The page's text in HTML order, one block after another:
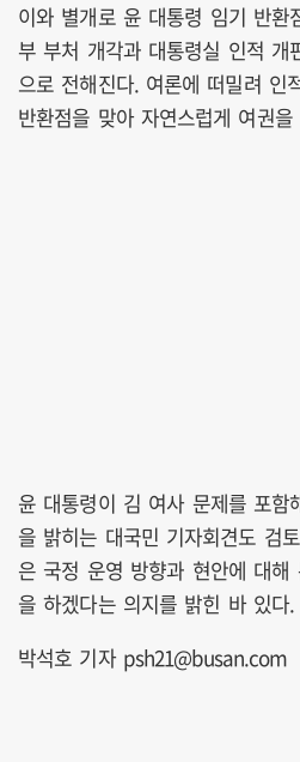
이와 별개로 윤 대통령 임기 반환
부 부처 개각과 대통령실 인적 개
으로 전해진다. 여론에 떠밀려 인
반환점을 맞아 자연스럽게 여권
윤 대통령이 김 여사 문제를 포
을 밝히는 대국민 기자회견도 검
은 국정 운영 방향과 현안에 대해
을 하겠다는 의지를 밝힌 바 있다.
박석호 기자 psh21@busan.com